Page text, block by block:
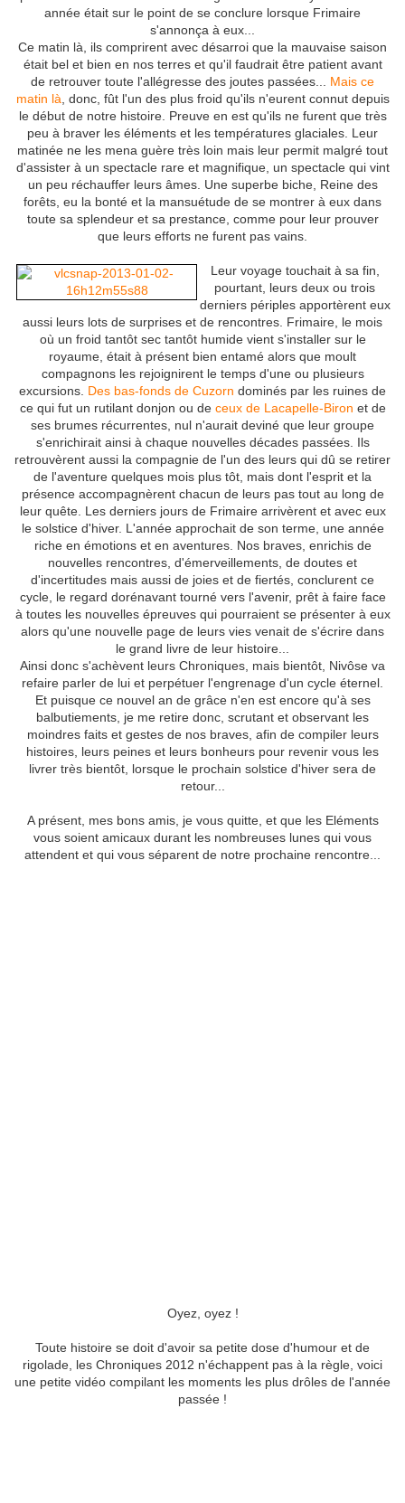
année était sur le point de se conclure lorsque Frimaire
s'annonça à eux...
Ce matin là, ils comprirent avec désarroi que la mauvaise saison
était bel et bien en nos terres et qu'il faudrait être patient avant
de retrouver toute l'allégresse des joutes passées... Mais ce
matin là , donc, fût l'un des plus froid qu'ils n'eurent connut depuis
le début de notre histoire. Preuve en est qu'ils ne furent que très
peu à braver les éléments et les températures glaciales. Leur
matinée ne les mena guère très loin mais leur permit malgré tout
d'assister à un spectacle rare et magnifique, un spectacle qui vint
un peu réchauffer leurs âmes. Une superbe biche, Reine des
forêts, eu la bonté et la mansuétude de se montrer à eux dans
toute sa splendeur et sa prestance, comme pour leur prouver
que leurs efforts ne furent pas vains.
Leur voyage touchait à sa fin,
pourtant, leurs deux ou trois
derniers périples apportèrent eux
aussi leurs lots de surprises et de rencontres. Frimaire, le mois
où un froid tantôt sec tantôt humide vient s'installer sur le
royaume, était à présent bien entamé alors que moult
compagnons les rejoignirent le temps d'une ou plusieurs
excursions. Des bas-fonds de Cuzorn dominés par les ruines de
ce qui fut un rutilant donjon ou de ceux de Lacapelle-Biron et de
ses brumes récurrentes, nul n'aurait deviné que leur groupe
s'enrichirait ainsi à chaque nouvelles décades passées. Ils
retrouvèrent aussi la compagnie de l'un des leurs qui dû se retirer
de l'aventure quelques mois plus tôt, mais dont l'esprit et la
présence accompagnèrent chacun de leurs pas tout au long de
leur quête. Les derniers jours de Frimaire arrivèrent et avec eux
le solstice d'hiver. L'année approchait de son terme, une année
riche en émotions et en aventures. Nos braves, enrichis de
nouvelles rencontres, d'émerveillements, de doutes et
d'incertitudes mais aussi de joies et de fiertés, conclurent ce
cycle, le regard dorénavant tourné vers l'avenir, prêt à faire face
à toutes les nouvelles épreuves qui pourraient se présenter à eux
alors qu'une nouvelle page de leurs vies venait de s'écrire dans
le grand livre de leur histoire...
Ainsi donc s'achèvent leurs Chroniques, mais bientôt, Nivôse va
refaire parler de lui et perpétuer l'engrenage d'un cycle éternel.
Et puisque ce nouvel an de grâce n'en est encore qu'à ses
balbutiements, je me retire donc, scrutant et observant les
moindres faits et gestes de nos braves, afin de compiler leurs
histoires, leurs peines et leurs bonheurs pour revenir vous les
livrer très bientôt, lorsque le prochain solstice d'hiver sera de
retour...
A présent, mes bons amis, je vous quitte, et que les Eléments
vous soient amicaux durant les nombreuses lunes qui vous
attendent et qui vous séparent de notre prochaine rencontre...
Oyez, oyez !
Toute histoire se doit d'avoir sa petite dose d'humour et de
rigolade, les Chroniques 2012 n'échappent pas à la règle, voici
une petite vidéo compilant les moments les plus drôles de l'année
passée !